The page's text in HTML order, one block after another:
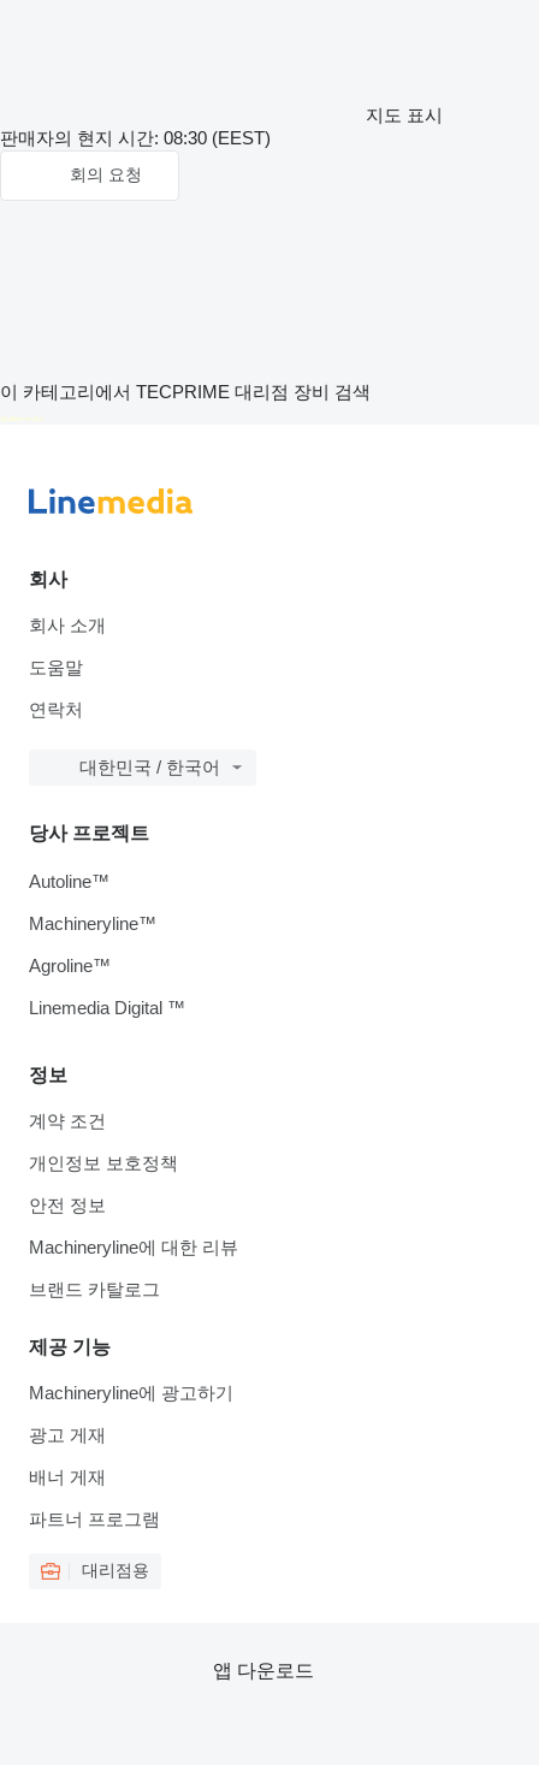
지도 표시
판매자의 현지 시간: 08:30 (EEST)
회의 요청
이 카테고리에서 TECPRIME 대리점 장비 검색
disallow-in-dsa
회사
회사 소개
도움말
연락처
대한민국 / 한국어
정보
계약 조건
개인정보 보호정책
안전 정보
Machineryline에 대한 리뷰
브랜드 카탈로그
제공 기능
Machineryline에 광고하기
광고 게재
배너 게재
파트너 프로그램
대리점용
당사 프로젝트
Autoline™
Machineryline™
Agroline™
Linemedia Digital ™
앱 다운로드